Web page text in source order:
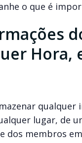
o que é
Hora,
qualquer
lugar, de
dos membros